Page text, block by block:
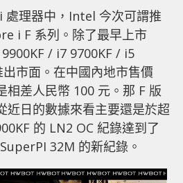
理器中，Intel 今次可謂推
i F 系列。除了最早上市
/ i7 9700KF / i5
市面。在中國內地市售價
相差人民幣 100 元。那 F 版
近日的數據來看主要還是於超
的 LN2 OC 紀錄達到了
32M 的新紀錄。